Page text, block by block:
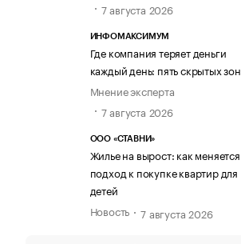
7 августа 2026
ИНФОМАКСИМУМ
Где компания теряет деньги
каждый день: пять скрытых зон
Мнение эксперта
7 августа 2026
ООО «СТАВНИ»
Жилье на вырост: как меняется
подход к покупке квартир для
детей
Новость
7 августа 2026